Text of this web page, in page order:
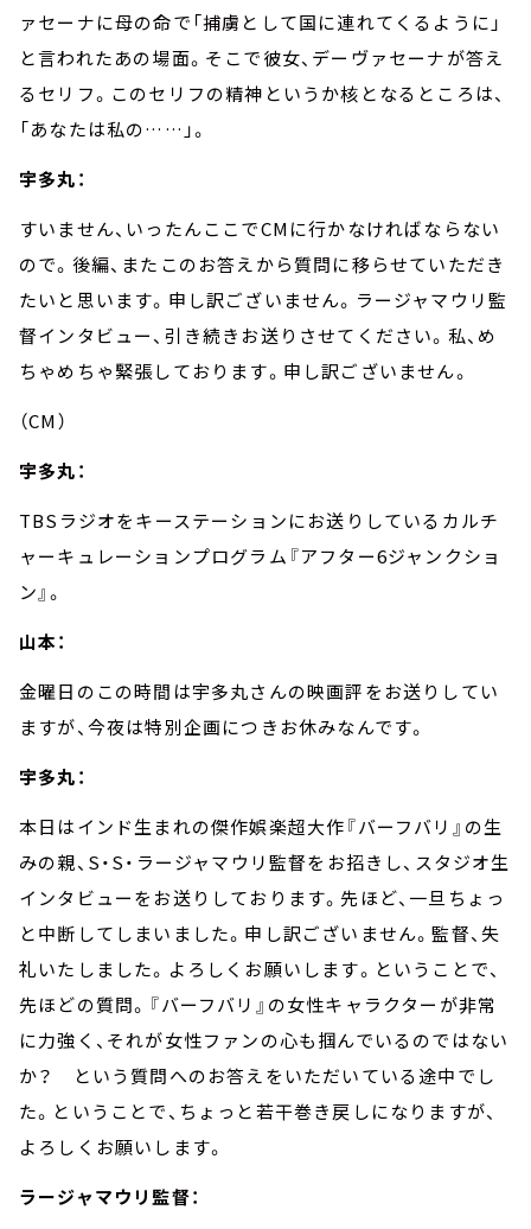
ァセーナに母の命で「捕虜として国に連れてくるように」
と言われたあの場面。そこで彼女、デーヴァセーナが答え
るセリフ。このセリフの精神というか核となるところは、
「あなたは私の…… 」。
宇多丸：
すいません、いったんここでCMに行かなければならない
ので。後編、またこのお答えから質問に移らせていただき
たいと思います。申し訳ございません。ラージャマウリ監
督インタビュー、引き続きお送りさせてください。私、め
ちゃめちゃ緊張しております。申し訳ございません。
（CM）
宇多丸：
TBS ラジオをキーステーションにお送りしているカルチ
ャーキュレーションプログラム『アフター6ジャンクショ
ン』。
山本：
金曜日のこの時間は宇多丸さんの映画評をお送りしてい
ますが、今夜は特別企画につきお休みなんです。
宇多丸：
本日はインド生まれの傑作娯楽超大作『バーフバリ』の生
みの親、 S・S・ラージャマウリ監督をお招きし、スタジオ生
インタビューをお送りしております。先ほど、一旦ちょっ
と中断してしまいました。申し訳ございません。監督、失
礼いたしました。よろしくお願いします。ということで、
先ほどの質問。『バーフバリ』の女性キャラクターが非常
に力強く、それが女性ファンの心も掴んでいるのではない
か？ という質問へのお答えをいただいている途中でし
た。ということで、ちょっと若干巻き戻しになりますが、
よろしくお願いします。
ラージャマウリ監督：